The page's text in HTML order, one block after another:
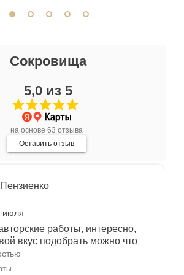
Сокровища
5,0 из 5
на основе 63 отзыва
Оставить отзыв
выбор украшений! Каждое -
и завораживает своей
не купить всё! Спасибо!
июля
работы, интересно,
вкус подобрать можно что